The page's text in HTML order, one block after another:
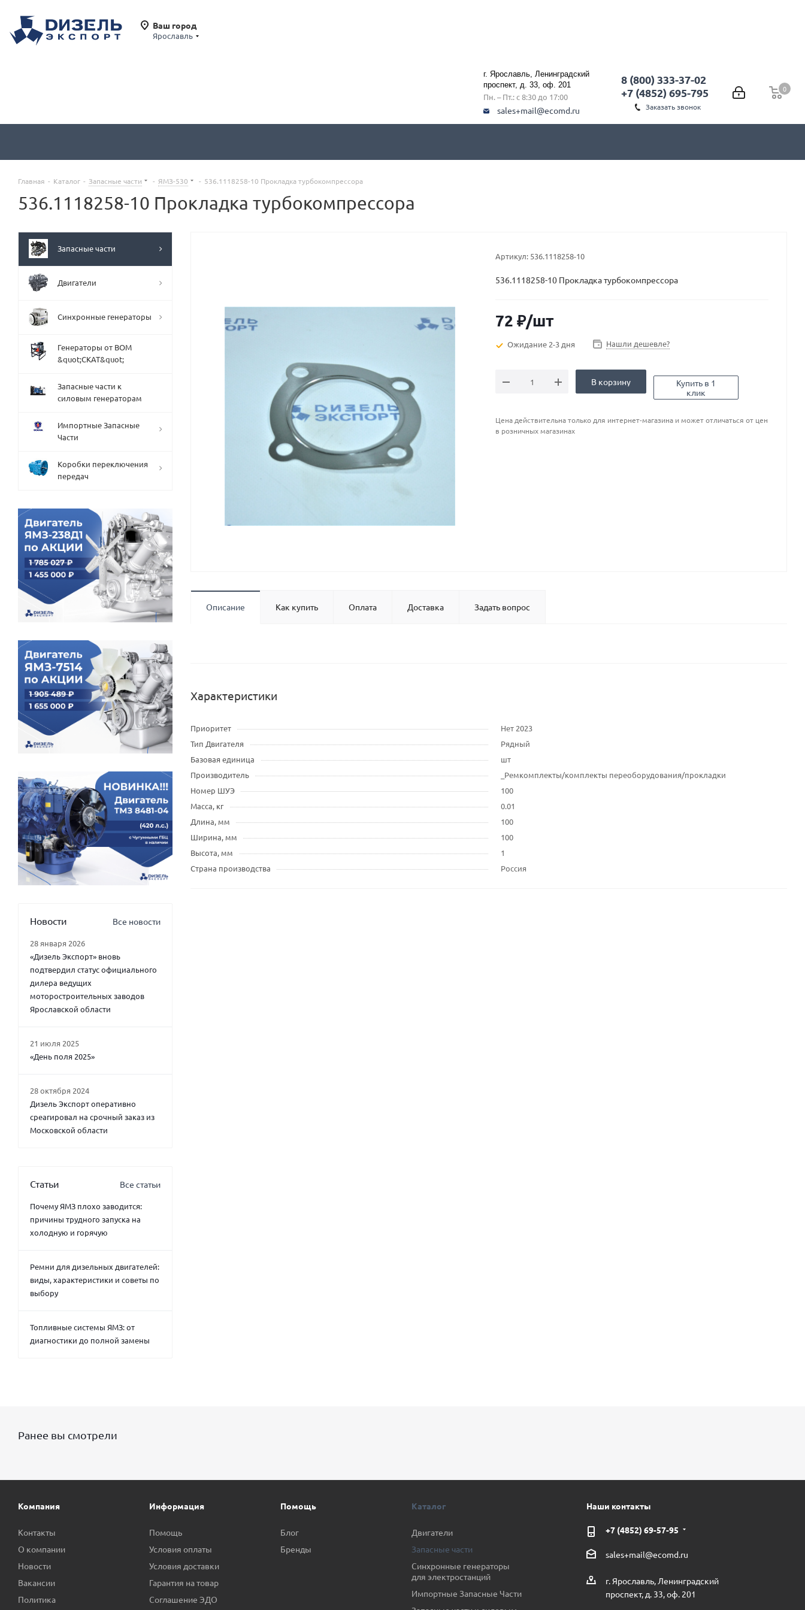
Ваш город
Ярославль
0
0
8 (800) 333-37-02
+7 (4852) 695-795
Заказать звонок
г. Ярославль, Ленинградский
проспект, д. 33, оф. 201
Пн. – Пт.: с 8:30 до 17:00
sales+mail@ecomd.ru
Главная - Каталог - Запасные части - ЯМЗ-530 - 536.1118258-10 Прокладка турбокомпрессора
536.1118258-10 Прокладка турбокомпрессора
Артикул: 536.1118258-10
536.1118258-10 Прокладка турбокомпрессора
72 ₽/шт
Ожидание 2-3 дня Нашли дешевле?
В корзину
Купить в 1
клик
Цена действительна только для интернет-магазина и может отличаться от цен
в розничных магазинах
Описание Как купить Оплата Доставка Задать вопрос
Характеристики
Приоритет
Нет 2023
Тип Двигателя
Рядный
Базовая единица
шт
Производитель
_Ремкомплекты/комплекты переоборудования/прокладки
Номер ШУЭ
100
Масса, кг
0.01
Длина, мм
100
Ширина, мм
100
Высота, мм
1
Страна производства
Россия
Запасные части
Двигатели
Синхронные генераторы
Генераторы от ВОМ
&quot;СКАТ&quot;
Запасные части к
силовым генераторам
Импортные Запасные
Части
Коробки переключения
передач
Новости Все новости
28 января 2026
«Дизель Экспорт» вновь
подтвердил статус официального
дилера ведущих
моторостроительных заводов
Ярославской области
21 июля 2025
«День поля 2025»
28 октября 2024
Дизель Экспорт оперативно
среагировал на срочный заказ из
Московской области
Статьи Все статьи
Почему ЯМЗ плохо заводится:
причины трудного запуска на
холодную и горячую
Ремни для дизельных двигателей:
виды, характеристики и советы по
выбору
Топливные системы ЯМЗ: от
диагностики до полной замены
Ранее вы смотрели
Компания
Контакты
О компании
Новости
Вакансии
Политика
Информация
Помощь
Условия оплаты
Условия доставки
Гарантия на товар
Соглашение ЭДО
Помощь
Блог
Бренды
Каталог
Двигатели
Запасные части
Синхронные генераторы
для электростанций
Импортные Запасные Части
Наши контакты
+7 (4852) 69-57-95
sales+mail@ecomd.ru
г. Ярославль, Ленинградский
проспект, д. 33, оф. 201